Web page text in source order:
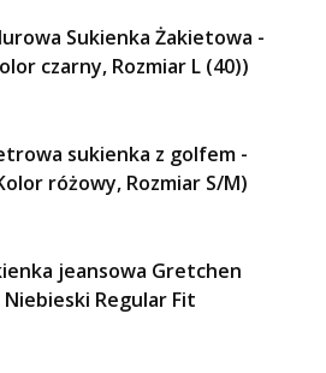
Sukienka Żakietowa -
czarny, Rozmiar L (40))
sukienka z golfem -
różowy, Rozmiar S/M)
jeansowa Gretchen
Niebieski Regular Fit